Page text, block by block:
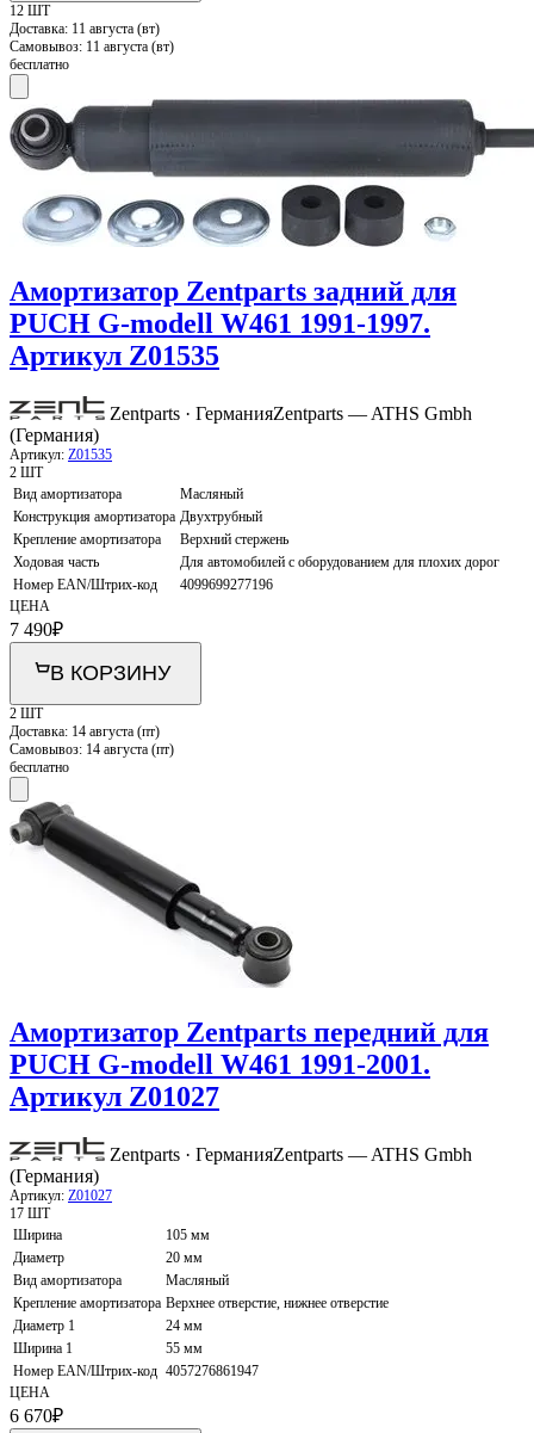
12 ШТ
Доставка: 11 августа (вт)
Самовывоз: 11 августа (вт)
бесплатно
Амортизатор Zentparts задний для
PUCH G-modell W461 1991-1997.
Артикул Z01535
Zentparts · ГерманияZentparts — ATHS Gmbh
(Германия)
Артикул: Z01535
2 ШТ
Вид амортизатора
Масляный
Конструкция амортизатора Двухтрубный
Крепление амортизатора
Верхний стержень
Ходовая часть
Для автомобилей с оборудованием для плохих дорог
Номер EAN/Штрих-код
4099699277196
ЦЕНА
7 490₽
В КОРЗИНУ
2 ШТ
Доставка: 14 августа (пт)
Самовывоз: 14 августа (пт)
бесплатно
Амортизатор Zentparts передний для
PUCH G-modell W461 1991-2001.
Артикул Z01027
Zentparts · ГерманияZentparts — ATHS Gmbh
(Германия)
Артикул: Z01027
17 ШТ
Ширина
105 мм
Диаметр
20 мм
Вид амортизатора
Масляный
Крепление амортизатора Верхнее отверстие, нижнее отверстие
Диаметр 1
24 мм
Ширина 1
55 мм
Номер EAN/Штрих-код 4057276861947
ЦЕНА
6 670₽